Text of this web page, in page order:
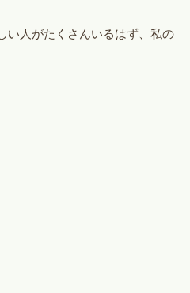
い人がたくさんいるはず、私の